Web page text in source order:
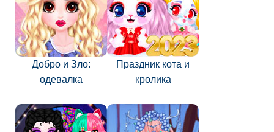
Добро и Зло:
одевалка
Праздник кота и
кролика